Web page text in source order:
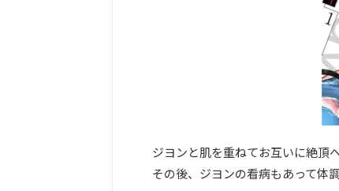
ジヨンと肌を重ねてお互いに絶頂へ
その後、ジヨンの看病もあって体